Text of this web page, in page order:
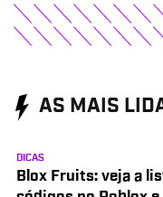
AS MAIS
DICAS
Blox Fruits: veja a